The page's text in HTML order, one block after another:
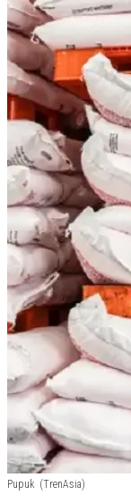
Pupuk (TrenAsia)